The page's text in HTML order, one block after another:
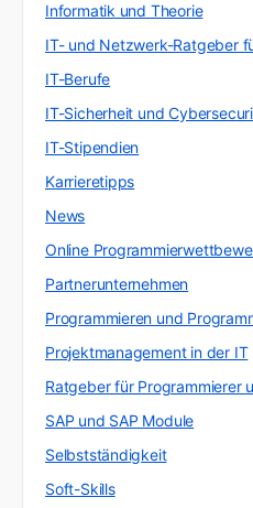
Informatik und Theorie
IT- und Netzwerk-Ratgeber
IT-Berufe
IT-Sicherheit und
IT-Stipendien
Karrieretipps
News
Online
Partnerunternehmen
Programmieren und
Projektmanagement in der IT
Ratgeber für Programmierer
SAP und SAP Module
Selbstständigkeit
Soft-Skills